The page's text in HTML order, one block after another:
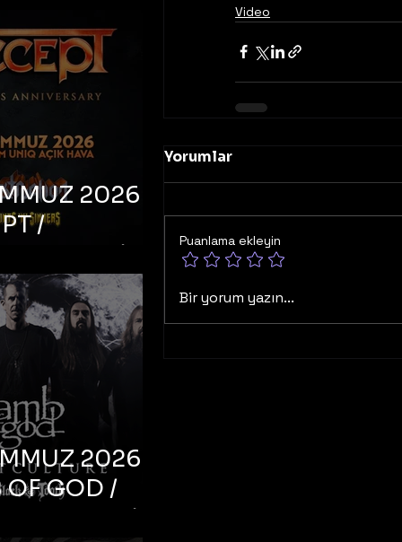
Video
Yorumlar
Puanlama ekleyin
Bir yorum yazın...
– İstanbul,
Uniq
2026 –
/
/
‘N’
– İstanbul,
Uniq
2026 –
OF GOD /
CULTURE /